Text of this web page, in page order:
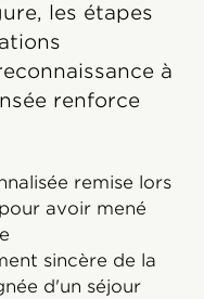
les étapes
à
renforce
remise lors
avoir mené
sincère de la
d'un séjour